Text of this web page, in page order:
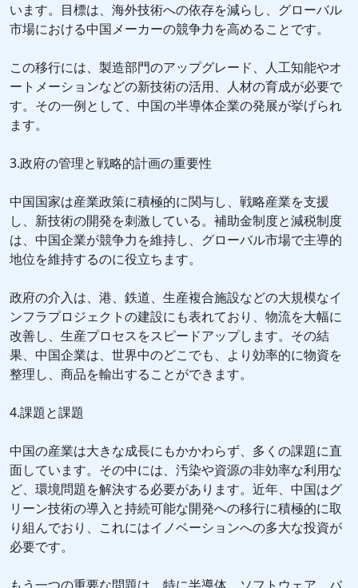
います。目標は、海外技術への依存を減らし、グローバル
市場における中国メーカーの競争力を高めることです。
この移行には、製造部門のアップグレード、人工知能やオ
ートメーションなどの新技術の活用、人材の育成が必要で
す。その一例として、中国の半導体企業の発展が挙げられ
ます。
3.政府の管理と戦略的計画の重要性
中国国家は産業政策に積極的に関与し、戦略産業を支援
し、新技術の開発を刺激している。補助金制度と減税制度
は、中国企業が競争力を維持し、グローバル市場で主導的
地位を維持するのに役立ちます。
政府の介入は、港、鉄道、生産複合施設などの大規模なイ
ンフラプロジェクトの建設にも表れており、物流を大幅に
改善し、生産プロセスをスピードアップします。その結
果、中国企業は、世界中のどこでも、より効率的に物資を
整理し、商品を輸出することができます。
4.課題と課題
中国の産業は大きな成長にもかかわらず、多くの課題に直
面しています。その中には、汚染や資源の非効率な利用な
ど、環境問題を解決する必要があります。近年、中国はグ
リーン技術の導入と持続可能な開発への移行に積極的に取
り組んでおり、これにはイノベーションへの多大な投資が
必要です。